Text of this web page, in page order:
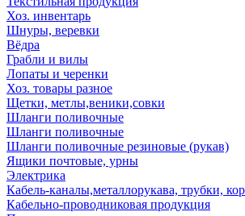
Хоз. инвентарь
Шнуры, веревки
Вёдра
Грабли и вилы
Лопаты и черенки
Хоз. товары разное
Щетки, метлы,веники,совки
Шланги поливочные
Шланги поливочные
Шланги поливочные резиновые (рукав)
Ящики почтовые, урны
Электрика
Кабель-каналы,металлорукава, трубки,
Кабельно-проводниковая продукция